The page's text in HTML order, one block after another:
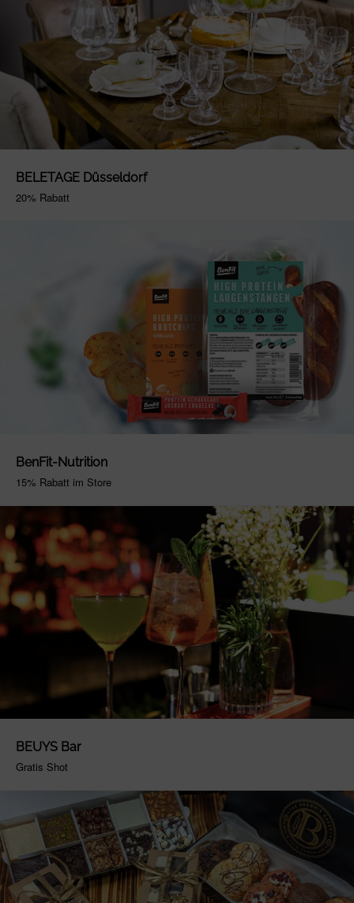
BELETAGE Düsseldorf
20% Rabatt
BenFit-Nutrition
15% Rabatt im Store
BEUYS Bar
Gratis Shot